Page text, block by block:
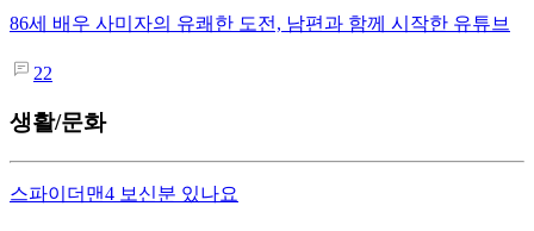
86세 배우 사미자의 유쾌한 도전, 남편과 함께 시작한 유튜브
22
생활/문화
스파이더맨4 보신분 있나요